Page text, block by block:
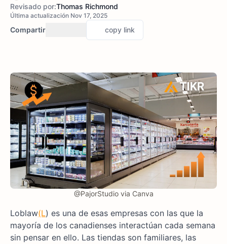
Revisado por:Thomas Richmond
Última actualización Nov 17, 2025
Compartir copy link
@PajorStudio via Canva
Loblaw(L) es una de esas empresas con las que la
mayoría de los canadienses interactúan cada semana
sin pensar en ello. Las tiendas son familiares, las